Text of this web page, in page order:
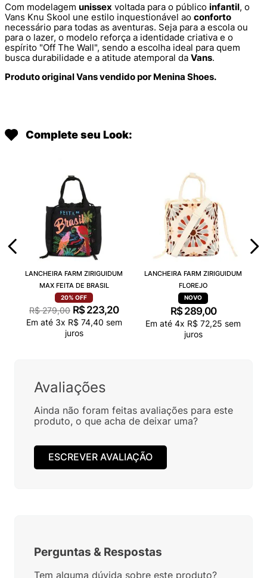
Com modelagem unissex voltada para o público infantil, o
Vans Knu Skool une estilo inquestionável ao conforto
necessário para todas as aventuras. Seja para a escola ou
para o lazer, o modelo reforça a identidade criativa e o
espírito "Off The Wall", sendo a escolha ideal para quem
busca durabilidade e a atitude atemporal da Vans.
Produto original Vans vendido por Menina Shoes.
Complete seu Look:
LANCHEIRA FARM ZIRIGUIDUM
MAX FEITA DE BRASIL
20% OFF
R$ 279,00 R$ 223,20
Em até 3x R$ 74,40 sem
juros
LANCHEIRA FARM ZIRIGUIDUM
FLOREJO
R$ 289,00
Em até 4x R$ 72,25 sem
juros
Avaliações
Ainda não foram feitas avaliações para este
produto, o que acha de deixar uma?
ESCREVER AVALIAÇÃO
Perguntas & Respostas
Tem alguma dúvida sobre este produto?